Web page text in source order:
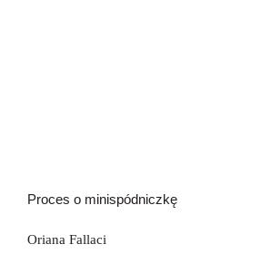
Proces o minispódniczkę
Oriana Fallaci